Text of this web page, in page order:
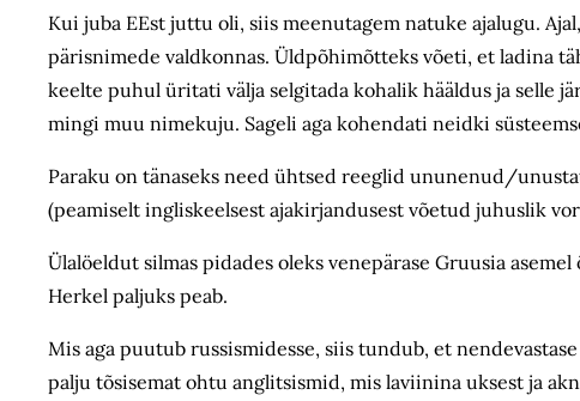
Kui juba EEst juttu oli, siis meenutagem natuke ajalugu.
pärisnimede valdkonnas. Üldpõhimõtteks võeti, et ladina
keelte puhul üritati välja selgitada kohalik hääldus ja selle
mingi muu nimekuju. Sageli aga kohendati neidki
Paraku on tänaseks need ühtsed reeglid ununenud/
(peamiselt ingliskeelsest ajakirjandusest võetud juhuslik
Ülalöeldut silmas pidades oleks venepärase Gruusia
Herkel paljuks peab.
Mis aga puutub russismidesse, siis tundub, et
palju tõsisemat ohtu anglitsismid, mis laviinina uksest ja